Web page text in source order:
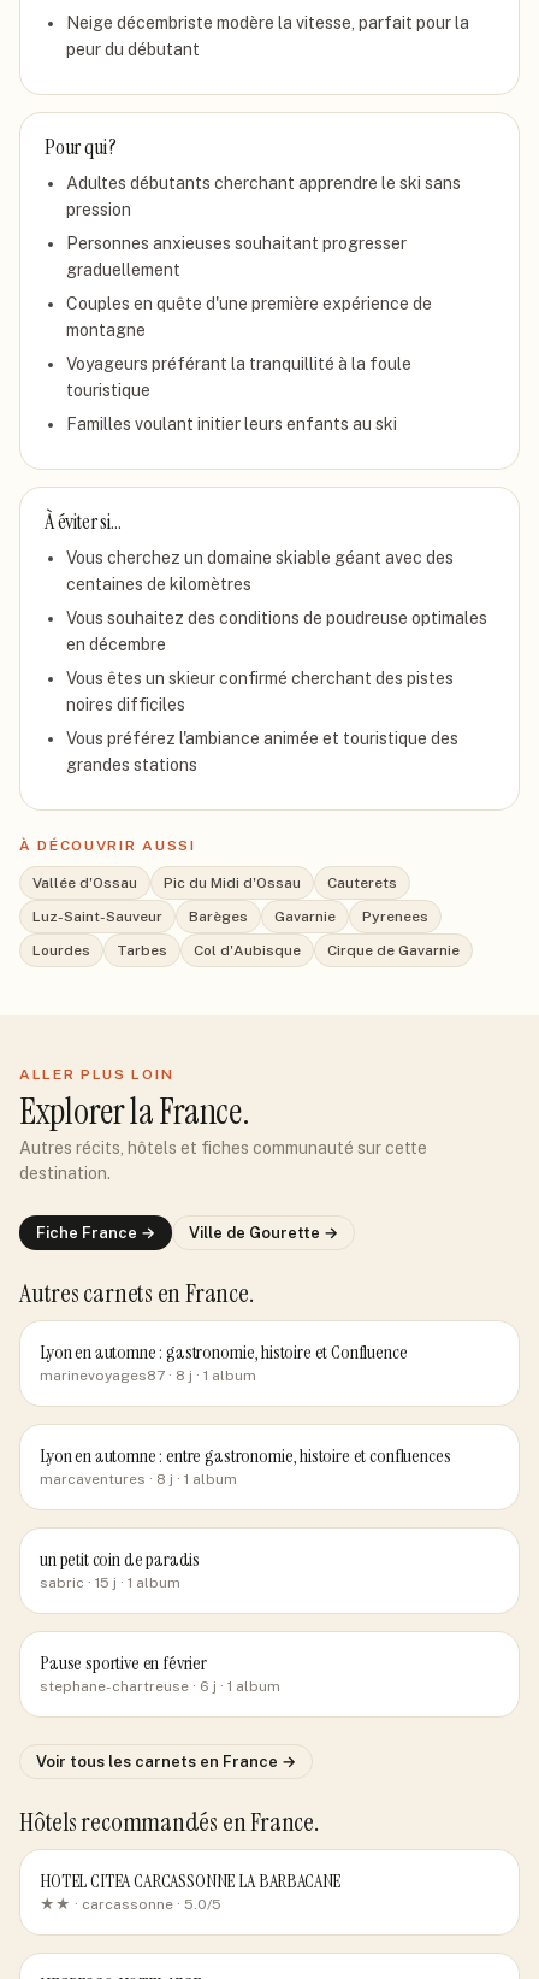
Neige décembriste modère la vitesse, parfait pour la
peur du débutant
Pour qui ?
Adultes débutants cherchant apprendre le ski sans
pression
Personnes anxieuses souhaitant progresser
graduellement
Couples en quête d'une première expérience de
montagne
Voyageurs préférant la tranquillité à la foule
touristique
Familles voulant initier leurs enfants au ski
À éviter si…
Vous cherchez un domaine skiable géant avec des
centaines de kilomètres
Vous souhaitez des conditions de poudreuse optimales
en décembre
Vous êtes un skieur confirmé cherchant des pistes
noires difficiles
Vous préférez l'ambiance animée et touristique des
grandes stations
À DÉCOUVRIR AUSSI
Vallée d'Ossau Pic du Midi d'Ossau
Cauterets
Luz-Saint-Sauveur
Barèges Gavarnie
Pyrenees
Lourdes
Tarbes Col d'Aubisque Cirque de Gavarnie
ALLER PLUS LOIN
Explorerla France.
Autres récits, hôtels et fiches communauté sur cette
destination.
Fiche France → Ville de Gourette →
Autres carnets en France.
Lyon en automne : gastronomie, histoire et Confluence
marinevoyages87 · 8 j · 1 album
Lyon en automne : entre gastronomie, histoire et confluences
marcaventures · 8 j · 1 album
un petit coin de paradis
sabric · 15 j · 1 album
Pause sportive en février
stephane-chartreuse · 6 j · 1 album
Voir tous les carnets en France →
Hôtels recommandés en France.
HOTEL CITEA CARCASSONNE LA BARBACANE
★★ · carcassonne · 5.0/5